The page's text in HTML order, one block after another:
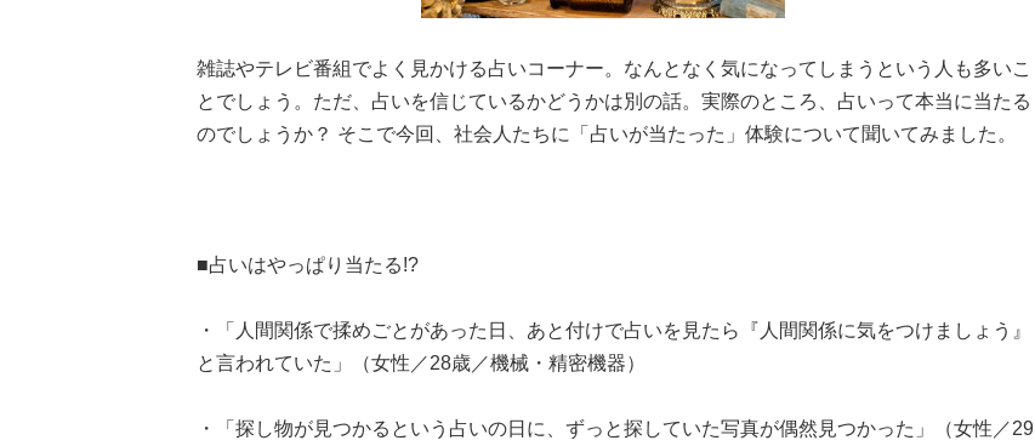
雑誌やテレビ番組でよく見かける占いコーナー。なんとなく気になってしまうという人も多いこ
とでしょう。ただ、占いを信じているかどうかは別の話。実際のところ、占いって本当に当たる
のでしょうか？ そこで今回、社会人たちに「占いが当たった」体験について聞いてみました。
■占いはやっぱり当たる!?
・「人間関係で揉めごとがあった日、あと付けで占いを見たら『人間関係に気をつけましょう』
と言われていた」（女性／28歳／機械・精密機器）
・「探し物が見つかるという占いの日に、ずっと探していた写真が偶然見つかった」（女性／29